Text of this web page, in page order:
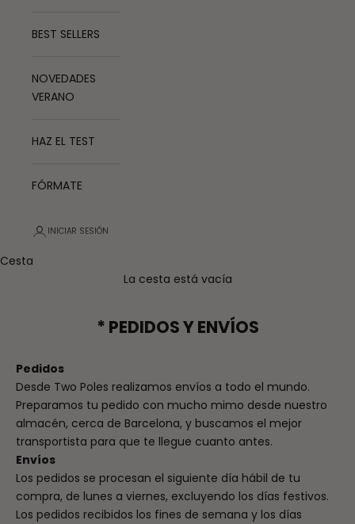
BEST SELLERS
NOVEDADES
VERANO
HAZ EL TEST
FÓRMATE
INICIAR SESIÓN
Cesta
La cesta está vacía
* PEDIDOS Y ENVÍOS
Pedidos
Desde Two Poles realizamos envíos a todo el mundo.
Preparamos tu pedido con mucho mimo desde nuestro
almacén, cerca de Barcelona, y buscamos el mejor
transportista para que te llegue cuanto antes.
Envíos
Los pedidos se procesan el siguiente día hábil de tu
compra, de lunes a viernes, excluyendo los días festivos.
Los pedidos recibidos los fines de semana y los días